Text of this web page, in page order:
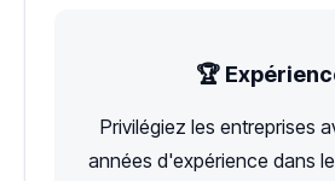
🏆
Privilégiez les entreprises
années d'expérience dans